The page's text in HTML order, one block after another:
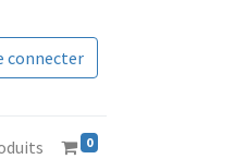
connecter
0